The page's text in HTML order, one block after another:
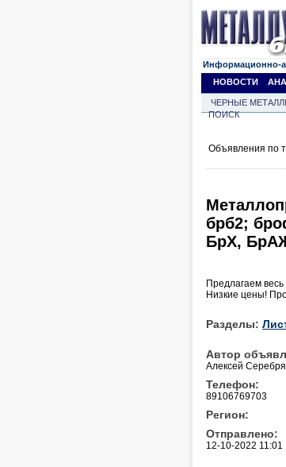
Информационно-
НОВОСТИ
ЧЕРНЫЕ
ПОИСК
Объявления по
брб2;
БрХ,
Предлагаем
Низкие цены!
Разделы:
Автор
Алексей
Телефон:
89106769703
Регион:
Отправлено:
12-10-2022 11:01